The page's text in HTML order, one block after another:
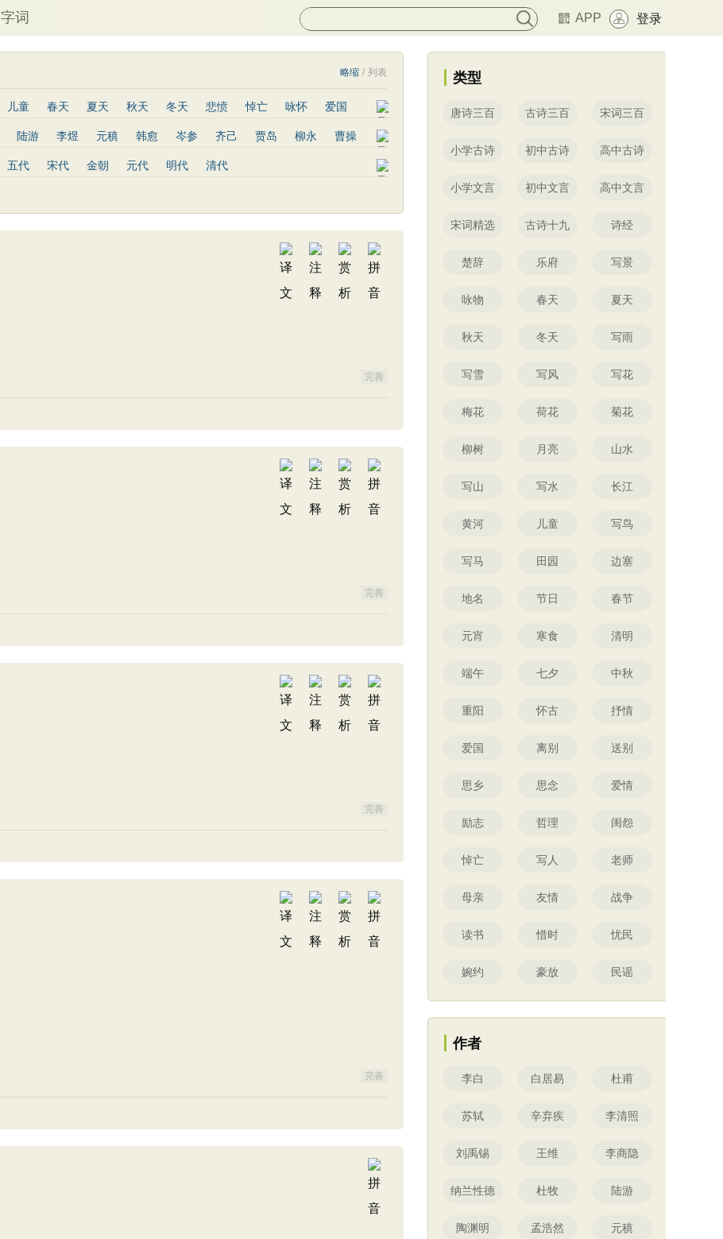
字词 APP 登录
列表
/
略缩
儿童 春天 夏天 秋天 冬天 悲愤 悼亡 咏怀
爱国
山水 怀古 咏史 散文 闺怨 抒情 赞美 咏柳
读书
陆游 李煜 元稹 韩愈 岑参 齐己 贾岛 柳永
曹操
罗隐 贯休 韦庄 屈原 王勃 张祜
陆龟蒙 晏几道 周邦彦 杜荀鹤 吴文英 马致远
皮日休
纳兰性德
五代 宋代 金朝 元代 明代 清代
完善
完善
完善
完善
类型
唐诗三百 古诗三百 宋词三百
小学古诗 初中古诗 高中古诗
小学文言 初中文言 高中文言
宋词精选 古诗十九 诗经
楚辞 乐府 写景
咏物 春天 夏天
秋天 冬天 写雨
写雪 写风 写花
梅花 荷花 菊花
柳树 月亮 山水
写山 写水 长江
黄河 儿童 写鸟
写马 田园 边塞
地名 节日 春节
元宵 寒食 清明
端午 七夕 中秋
重阳 怀古 抒情
爱国 离别 送别
思乡 思念 爱情
励志 哲理 闺怨
悼亡 写人 老师
母亲 友情 战争
读书 惜时 忧民
婉约 豪放 民谣
作者
李白 白居易 杜甫
苏轼 辛弃疾 李清照
刘禹锡 王维 李商隐
纳兰性德 杜牧 陆游
陶渊明 孟浩然 元稹